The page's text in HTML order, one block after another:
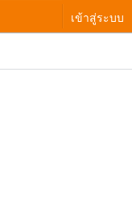
เข้าสู่ระบบ